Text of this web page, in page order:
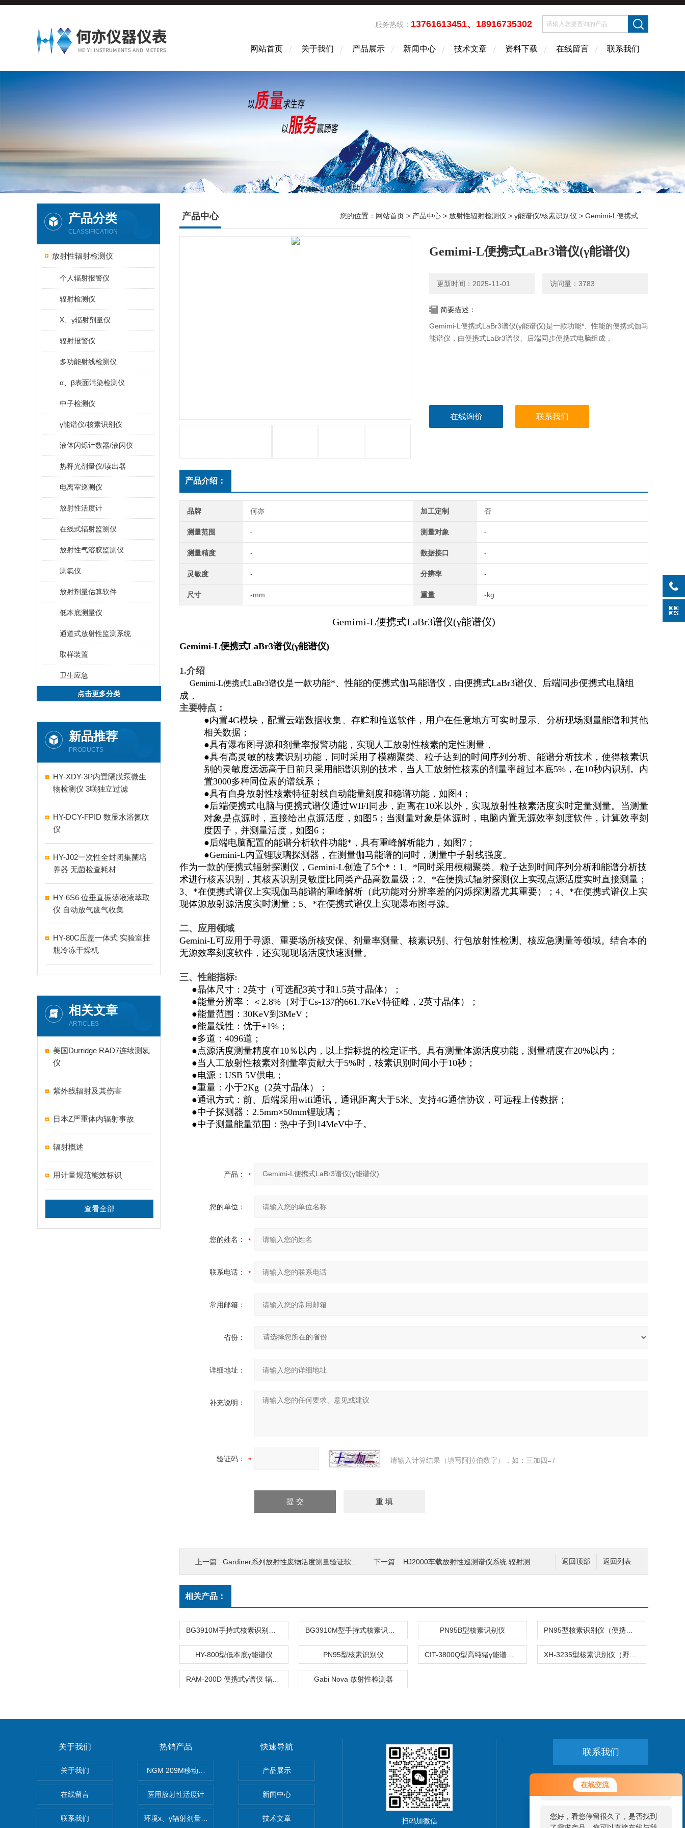
在线交流
您好！欢迎前来咨询，很高兴为您
服务，请问您要咨询什么问题呢？
您好，看您停留很久了，是否找到
服务热线： 13761613451、18916735302
网站首页 关于我们 产品展示 新闻中心 技术文章 资料下载 在线留言 联系我们
产品分类
CLASSIFICATION
放射性辐射检测仪
个人辐射报警仪
辐射检测仪
X、γ辐射剂量仪
辐射报警仪
多功能射线检测仪
α、β表面污染检测仪
中子检测仪
γ能谱仪/核素识别仪
液体闪烁计数器/液闪仪
热释光剂量仪/读出器
电离室巡测仪
放射性活度计
在线式辐射监测仪
放射性气溶胶监测仪
测氡仪
放射剂量估算软件
低本底测量仪
通道式放射性监测系统
取样装置
卫生应急
点击更多分类
新品推荐
PRODUCTS
HY-XDY-3P内置隔膜泵微生
物检测仪 3联独立过滤
HY-DCY-FPID 数显水浴氮吹
仪
HY-J02一次性全封闭集菌培
养器 无菌检查耗材
HY-6S6 位垂直振荡液液萃取
仪 自动放气废气收集
HY-80C压盖一体式 实验室挂
瓶冷冻干燥机
相关文章
ARTICLES
美国Durridge RAD7连续测氡
仪
紫外线辐射及其伤害
日本Z严重体内辐射事故
辐射概述
用计量规范能效标识
查看全部
产品中心 您的位置： 网站首页 > 产品中心 > 放射性辐射检测仪 > γ能谱仪/核素识别仪 > Gemimi-L便携式LaBr3谱仪(γ能谱仪)
Gemimi-L便携式LaBr3谱仪(γ能谱仪)
更新时间：2025-11-01 访问量：3783
简要描述：
Gemimi-L便携式LaBr3谱仪(γ能谱仪)是一款功能*、性能的便携式伽马
能谱仪，由便携式LaBr3谱仪、后端同步便携式电脑组成，
在线询价 联系我们
产品介绍：
品牌 何亦 加工定制 否
测量范围 - 测量对象 -
测量精度 - 数据接口 -
灵敏度 - 分辨率 -
尺寸 -mm 重量 -kg
Gemimi-L便携式LaBr3谱仪(γ能谱仪)
Gemimi-L便携式LaBr3谱仪(γ能谱仪)
1.介绍
Gemimi-L便携式LaBr3谱仪是一款功能*、性能的便携式伽马能谱仪 ， 由便携式LaBr3谱仪、 后端同步便携式电脑组
成 ，
主要特点 ：
●内置4G模块 ， 配置云端数据收集、 存贮和推送软件 ， 用户在任意地方可实时显示、 分析现场测量能谱和其他
相关数据 ；
●具有瀑布图寻源和剂量率报警功能 ， 实现人工放射性核素的定性测量 ，
●具有高灵敏的核素识别功能 ， 同时采用了模糊聚类、 粒子达到的时间序列分析、 能谱分析技术 ， 使得核素识
别的灵敏度远远高于目前只采用能谱识别的技术， 当人工放射性核素的剂量率超过本底5%， 在10秒内识别 。 内
置3000多种同位素的谱线系 ；
●具有自身放射性核素特征射线自动能量刻度和稳谱功能 ， 如图 4；
●后端便携式电脑与便携式谱仪通过WIFI同步， 距离在10米以外 ， 实现放射性核素活度实时定量测量。 当测量
对象是点源时 ， 直接给出点源活度 ， 如图 5； 当测量对象是体源时 ， 电脑内置无源效率刻度软件 ， 计算效率刻
度因子 ， 并测量活度 ， 如图 6；
●后端电脑配置的能谱分析软件功能* ， 具有重峰解析能力 ， 如图 7；
●Gemini-L内置锂玻璃探测器 ， 在测量伽马能谱的同时 ， 测量中子射线强度。
作为一款的便携式辐射探测仪 ，Gemini-L创造了5个* ：1、 *同时采用模糊聚类、 粒子达到时间序列分析和能谱分析技
术进行核素识别 ， 其核素识别灵敏度比同类产品高数量级 ；2、 *在便携式辐射探测仪上实现点源活度实时直接测量 ；
3、 *在便携式谱仪上实现伽马能谱的重峰解析 （ 此功能对分辨率差的闪烁探测器尤其重要）；4、 *在便携式谱仪上实
现体源放射源活度实时测量 ；5、 *在便携式谱仪上实现瀑布图寻源。
二、 应用领域
Gemini-L可应用于寻源、 重要场所核安保、 剂量率测量、 核素识别 、 行包放射性检测 、 核应急测量等领域。 结合本的
无源效率刻度软件 ， 还实现现场活度快速测量。
三、性能指标:
●晶体尺寸 ：2英寸 （可选配3英寸和1.5英寸晶体）；
●能量分辨率 ：＜2.8%（对于Cs-137的661.7KeV特征峰 ，2英寸晶体）；
●能量范围 ：30KeV到 3MeV；
●能量线性 ： 优于±1%；
●多道 ：4096道 ；
●点源活度测量精度在10％以内 ， 以上指标提的检定证书。 具有测量体源活度功能 ， 测量精度在20%以内 ；
●当人工放射性核素对剂量率贡献大于5%时 ， 核素识别时间小于10秒 ；
●电源 ：USB 5V供电 ；
●重量 ： 小于2Kg（2英寸晶体）；
●通讯方式 ： 前、 后端采用wifi通讯 ， 通讯距离大于5米。 支持4G通信协议 ， 可远程上传数据 ；
●中子探测器 ：2.5mm×50mm锂玻璃 ；
●中子测量能量范围 ： 热中子到 14MeV中子。
产品：
您的单位：
您的姓名：
联系电话：
常用邮箱：
省份：
详细地址：
补充说明：
验证码： 请输入计算结果（填写阿拉伯数字），如：三加四=7
返回列表
返回顶部
上一篇 : Gardiner系列放射性废物活度测量验证软件 辐射测量仪 下一篇 : HJ2000车载放射性巡测谱仪系统 辐射测量仪
相关产品：
PN95B型核素识别仪
HY-800型低本底γ能谱仪 PN95型核素识别仪
Gabi Nova 放射性检测器
关于我们
关于我们
在线留言
联系我们
热销产品
NGM 209M移动式惰性气体监测仪 辐射测量仪
医用放射性活度计
环境x、γ辐射剂量率仪
快速导航
产品展示
新闻中心
技术文章 扫码加微信
联系我们
24小时热线：
021-64056375